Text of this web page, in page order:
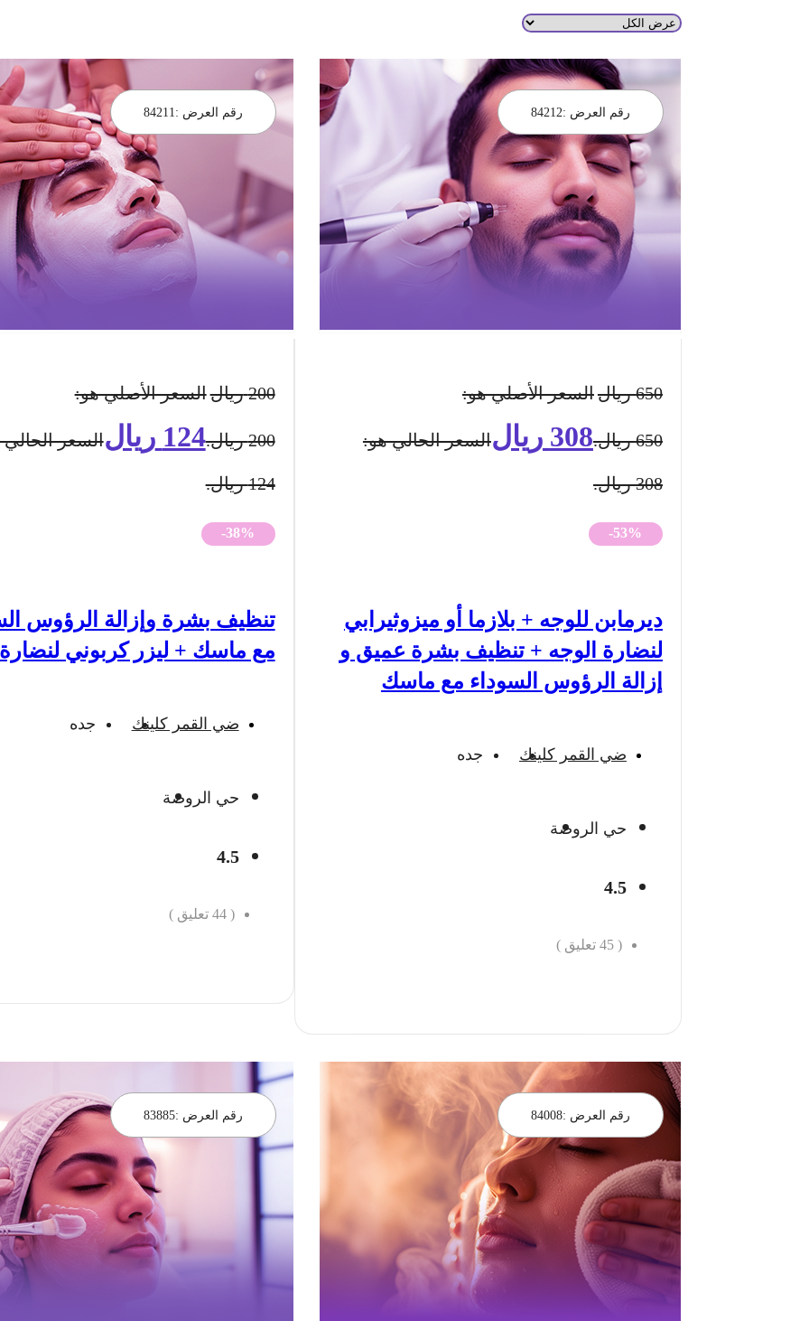
رقم العرض :84212
650 ريالالسعر الأصلي هو:
650 ريال. 308 ريالالسعر الحالي هو:
308 ريال.
-53%
ديرمابن للوجه + بلازما أو ميزوثيرابي
لنضارة الوجه + تنظيف بشرة عميق و
إزالة الرؤوس السوداء مع ماسك
ضي القمر كلينك جده
حي الروضة
4.5
(
45 تعليق )
رقم العرض : 84211
200 ريالالسعر الأصلي هو:
200 ريال. 124 ريالالسعر
124 ريال.
-38%
تنظيف بشرة وإزالة الرؤوس
مع ماسك + ليزر كربوني
ضي القمر كلينك جده
حي الروضة
4.5
(
44 تعليق )
رقم العرض :84008 رقم العرض :83885